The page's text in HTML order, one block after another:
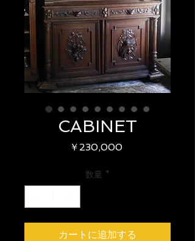
CABINET
￥230,000価
数量 *
カートに追加する